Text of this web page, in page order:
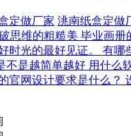
定做厂家 洮南纸盒定做
思维的粗糙美 毕业画册
时光的最好见证。 有哪
不是越简单越好 用什么
官网设计要求是什么？